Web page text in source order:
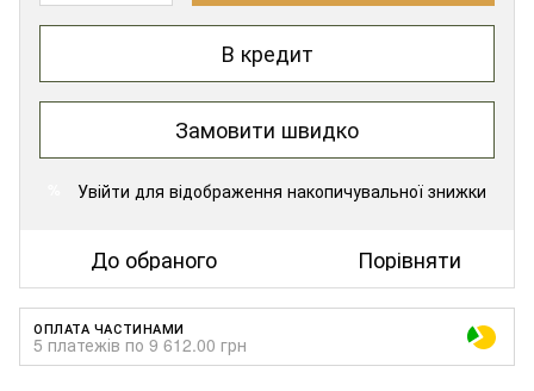
В кредит
Замовити швидко
Увійти для відображення накопичувальної знижки
До обраного Порівняти
ОПЛАТА ЧАСТИНАМИ
5 платежів по 9 612.00 грн